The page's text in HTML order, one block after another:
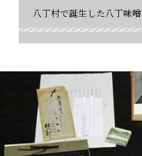
八丁村で誕生した八丁味噌